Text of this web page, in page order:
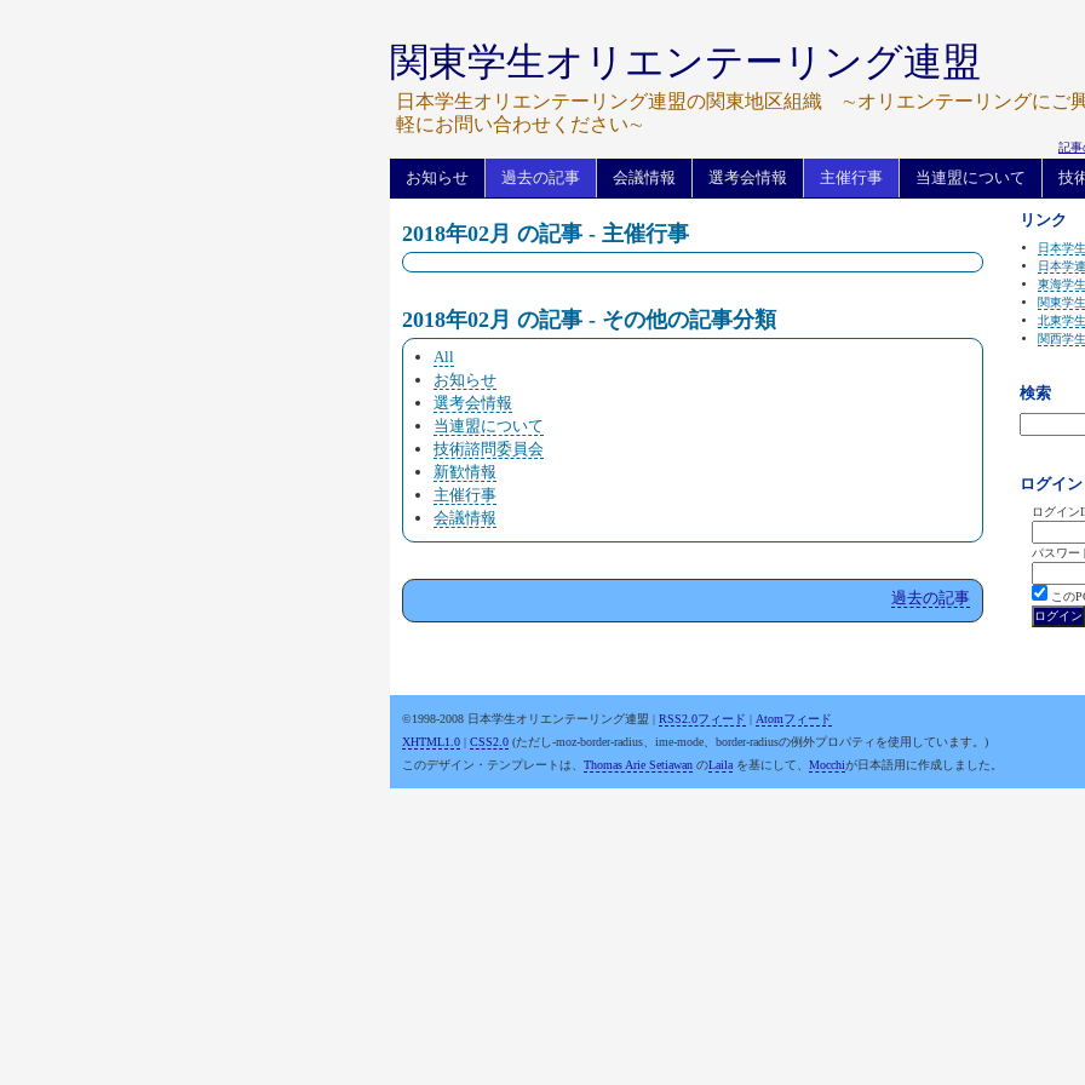
関東学生オリエンテーリング連盟
日本学生オリエンテーリング連盟の関東地区組織 ∼オリエンテーリングにご
軽にお問い合わせください∼
記事
お知らせ 過去の記事 会議情報 選考会情報 主催行事 当連盟について 技
2018年02月 の記事 - 主催行事
2018年02月 の記事 - その他の記事分類
All
お知らせ
選考会情報
当連盟について
技術諮問委員会
新歓情報
主催行事
会議情報
過去の記事
リンク
日本学
日本学
東海学
関東学
北東学
関西学
検索
ログイン
ログイン
パスワー
この
©1998-2008 日本学生オリエンテーリング連盟 | RSS2.0フィード | Atomフィード
XHTML1.0 | CSS2.0 (ただし-moz-border-radius、ime-mode、border-radiusの例外プロパティを使用しています。)
このデザイン・テンプレートは、 Thomas Arie Setiawan のLaila を基にして、 Mocchiが日本語用に作成しました。